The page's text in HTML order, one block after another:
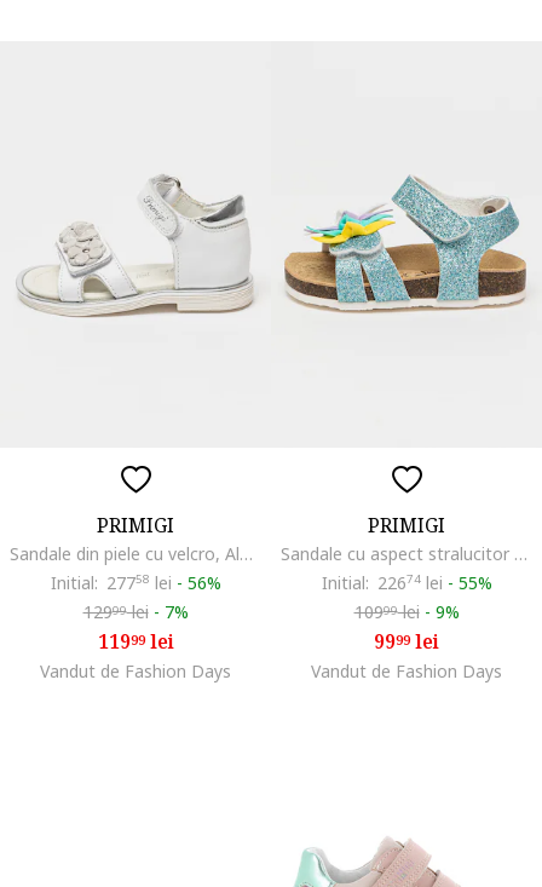
PRIMIGI
Sandale din piele cu velcro, Alb optic
Initial: 27758 lei - 56%
12999lei - 7%
11999lei
Vandut de Fashion Days
PRIMIGI
Sandale cu aspect stralucitor si velcro, Alb/Galben/Albastru
Initial: 22674lei - 55%
10999lei - 9%
9999lei
Vandut de Fashion Days